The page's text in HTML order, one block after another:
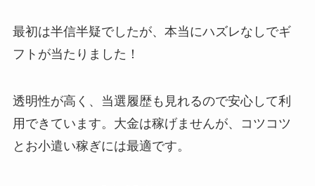
最初は半信半疑でしたが、本当にハズレなしでギ
フトが当たりました！
透明性が高く、当選履歴も見れるので安心して利
用できています。大金は稼げませんが、コツコツ
とお小遣い稼ぎには最適です。